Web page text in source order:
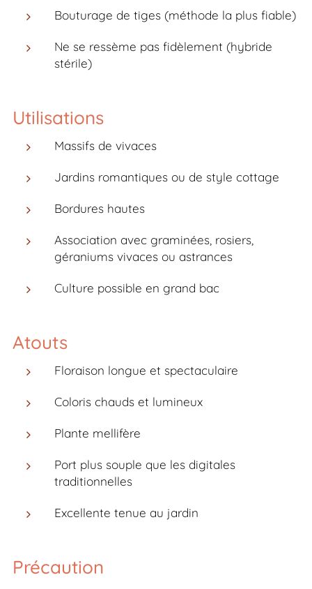
Bouturage de tiges (méthode la plus fiable)
Ne se ressème pas fidèlement (hybride
stérile)
Utilisations
Massifs de vivaces
Jardins romantiques ou de style cottage
Bordures hautes
Association avec graminées, rosiers,
géraniums vivaces ou astrances
Culture possible en grand bac
Atouts
Floraison longue et spectaculaire
Coloris chauds et lumineux
Plante mellifère
Port plus souple que les digitales
traditionnelles
Excellente tenue au jardin
Précaution